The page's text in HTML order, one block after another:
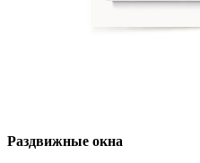
Раздвижные окна